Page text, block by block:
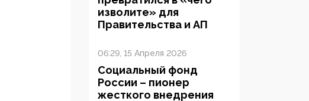
изволите» для
Правительства и АП
06:29, 15 Апреля 2026
Социальный фонд
России – пионер
жесткого внедрения